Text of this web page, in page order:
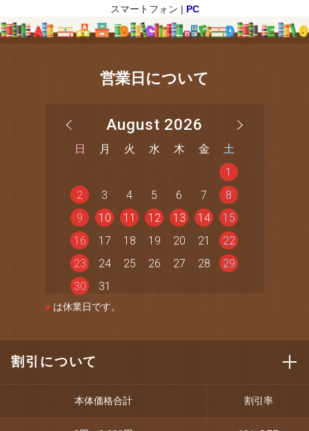
スマートフォン | PC
営業日について
August 2026
日 月 火 水 木 金
土
1
2
3 4 5 6 7
8
9
10 11 12 13 14
15
16
17 18 19 20 21
22
23
24 25 26 27 28
29
30
31
● は休業日です。
割引について
本体価格合計 割引率